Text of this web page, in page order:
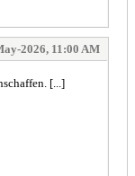
2026, 11:00 AM
[...]